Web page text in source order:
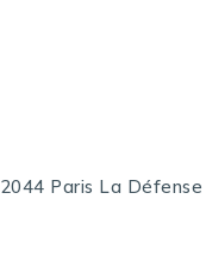
Paris La Défense